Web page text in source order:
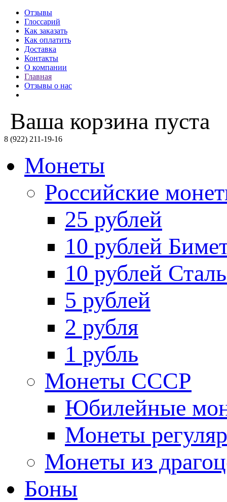
Отзывы
Глоссарий
Как заказать
Как оплатить
Доставка
Контакты
О компании
Главная
Отзывы о нас
Ваша корзина пуста
8 (922) 211-19-16
Монеты
Российские
25 рублей
10 рублей
10 рублей
5 рублей
2 рубля
1 рубль
Монеты СССР
Юбилейные
Монеты
Монеты из
Боны